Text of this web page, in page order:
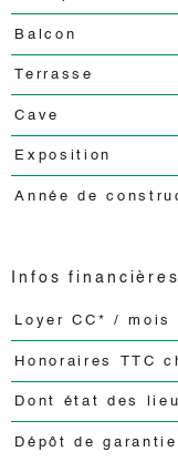
Balcon
Terrasse
Cave
Exposition
Année de
Infos financières
Caractéristiques Valeurs
Loyer CC* / mois
Honoraires TTC
Dont état des
Dépôt de garantie